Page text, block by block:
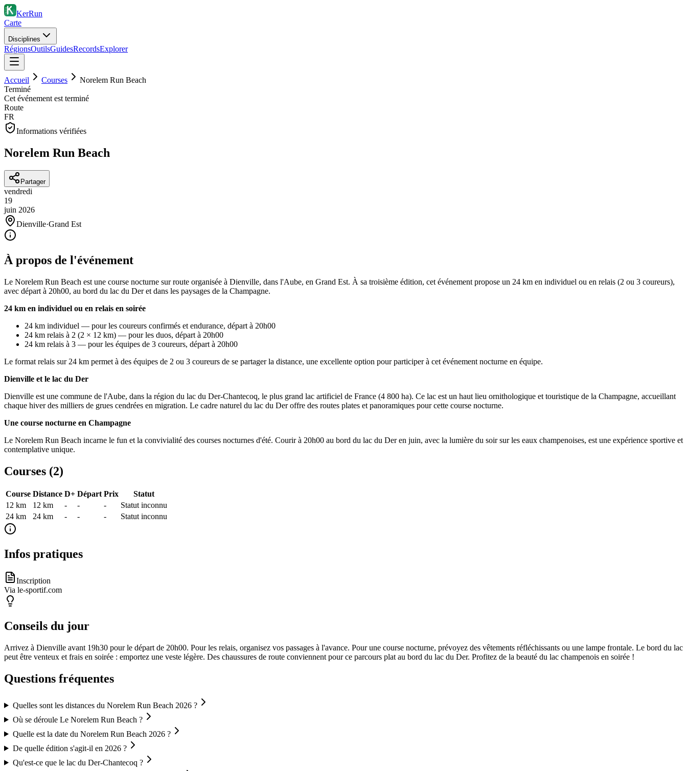
KerRun
Carte
Disciplines
RégionsOutilsGuidesRecordsExplorer
Accueil Courses
Norelem Run Beach
Terminé
Cet événement est terminé
Route
FR
Informations vérifiées
Norelem Run Beach
Partager
vendredi
19
juin 2026
Dienville·Grand Est
À propos de l'événement
Le Norelem Run Beach est une course nocturne sur route organisée à Dienville, dans l'Aube, en Grand Est. À sa troisième édition, cet événement propose un 24 km en individuel ou en relais (2 ou 3 coureurs),
avec départ à 20h00, au bord du lac du Der et dans les paysages de la Champagne.
24 km en individuel ou en relais en soirée
24 km individuel — pour les coureurs confirmés et endurance, départ à 20h00
24 km relais à 2 (2 × 12 km) — pour les duos, départ à 20h00
24 km relais à 3 — pour les équipes de 3 coureurs, départ à 20h00
Le format relais sur 24 km permet à des équipes de 2 ou 3 coureurs de se partager la distance, une excellente option pour participer à cet événement nocturne en équipe.
Dienville et le lac du Der
Dienville est une commune de l'Aube, dans la région du lac du Der-Chantecoq, le plus grand lac artificiel de France (4 800 ha). Ce lac est un haut lieu ornithologique et touristique de la Champagne, accueillant
chaque hiver des milliers de grues cendrées en migration. Le cadre naturel du lac du Der offre des routes plates et panoramiques pour cette course nocturne.
Une course nocturne en Champagne
Le Norelem Run Beach incarne le fun et la convivialité des courses nocturnes d'été. Courir à 20h00 au bord du lac du Der en juin, avec la lumière du soir sur les eaux champenoises, est une expérience sportive et
contemplative unique.
Courses (2)
Course Distance D+ Départ Prix
Statut
12 km
12 km - - -
Statut inconnu
24 km
24 km - - - Statut inconnu
Infos pratiques
Inscription
Via le-sportif.com
Conseils du jour
Arrivez à Dienville avant 19h30 pour le départ de 20h00. Pour les relais, organisez vos passages à l'avance. Pour une course nocturne, prévoyez des vêtements réfléchissants ou une lampe frontale. Le bord du lac
peut être venteux et frais en soirée : emportez une veste légère. Des chaussures de route conviennent pour ce parcours plat au bord du lac du Der. Profitez de la beauté du lac champenois en soirée !
Questions fréquentes
Quelles sont les distances du Norelem Run Beach 2026 ?
Où se déroule Le Norelem Run Beach ?
Quelle est la date du Norelem Run Beach 2026 ?
De quelle édition s'agit-il en 2026 ?
Qu'est-ce que le lac du Der-Chantecoq ?